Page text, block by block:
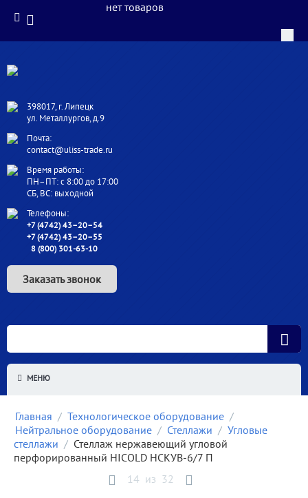
398017, г. Липецк
ул. Металлургов, д.9
Почта:
contact@uliss-trade.ru
Время работы:
ПН–ПТ: с 8:00 до 17:00
СБ, ВС: выходной
Телефоны:
+7 (4742) 43–20–54
+7 (4742) 43–20–55
8 (800) 301-63-10
Заказать звонок
нет товаров
МЕНЮ
Главная / Технологическое оборудование /
Нейтральное оборудование / Стеллажи / Угловые
стеллажи / Стеллаж нержавеющий угловой
перфорированный HICOLD НСКУВ-6/7 П
14 из 32